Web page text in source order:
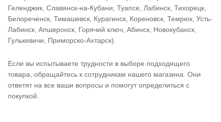
Геленджик, Славянск-на-Кубани, Туапсе, Лабинск, Тихорецк,
Белореченск, Тимашевск, Курагинск, Кореновск, Темрюк, Усть-
Лабинск, Апшеронск, Горячий ключ, Абинск, Новокубанск,
Гулькевичи, Приморско-Ахтарск).
Если вы испытываете трудности в выборе подходящего
товара, обращайтесь к сотрудникам нашего магазина. Они
ответят на все ваши вопросы и помогут определиться с
покупкой.